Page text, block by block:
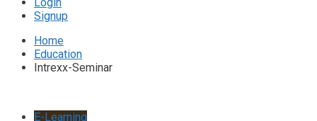
Signup
Home
Education
Intrexx-Seminar
E-Learning